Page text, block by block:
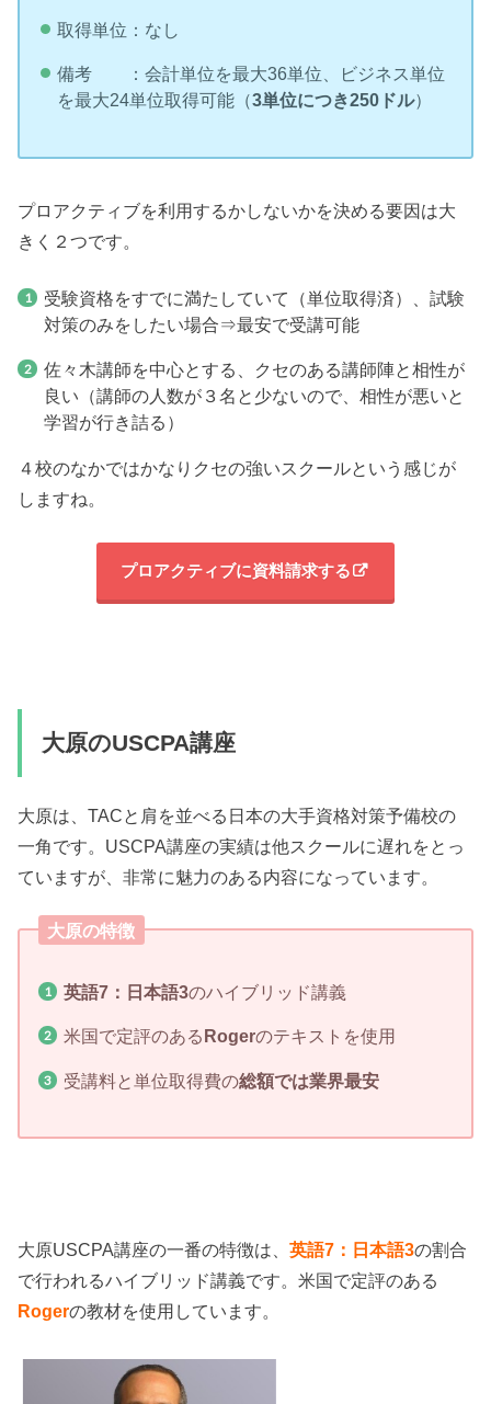
取得単位：なし
備考 ：会計単位を最大36単位、ビジネス単位
を最大24単位取得可能（3単位につき250ドル）
プロアクティブを利用するかしないかを決める要因は大
きく２つです。
受験資格をすでに満たしていて（単位取得済）、試験
対策のみをしたい場合⇒最安で受講可能
佐々木講師を中心とする、クセのある講師陣と相性が
良い（講師の人数が３名と少ないので、相性が悪いと
学習が行き詰る）
４校のなかではかなりクセの強いスクールという感じが
しますね。
プロアクティブに資料請求する
大原のUSCPA講座
大原は、TACと肩を並べる日本の大手資格対策予備校の
一角です。USCPA講座の実績は他スクールに遅れをとっ
ていますが、非常に魅力のある内容になっています。
大原の特徴
英語7：日本語3のハイブリッド講義
米国で定評のあるRogerのテキストを使用
受講料と単位取得費の総額では業界最安
大原USCPA講座の一番の特徴は、英語7：日本語3の割合
で行われるハイブリッド講義です。米国で定評のある
Rogerの教材を使用しています。